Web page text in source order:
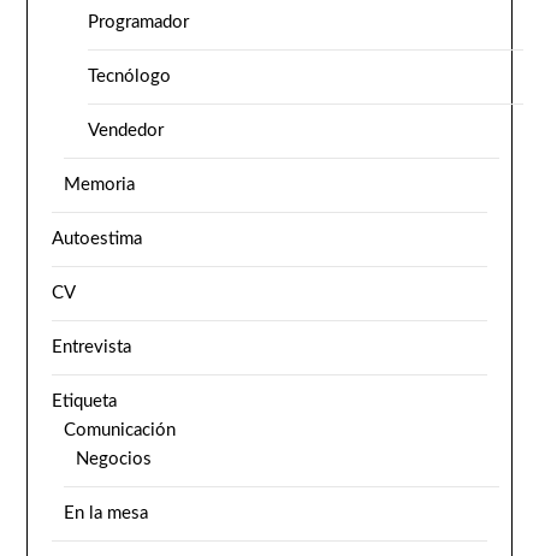
Programador
Tecnólogo
Vendedor
Memoria
Autoestima
CV
Entrevista
Etiqueta
Comunicación
Negocios
En la mesa